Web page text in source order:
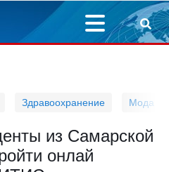
Здравоохранение Мода
из Самарской
онлай